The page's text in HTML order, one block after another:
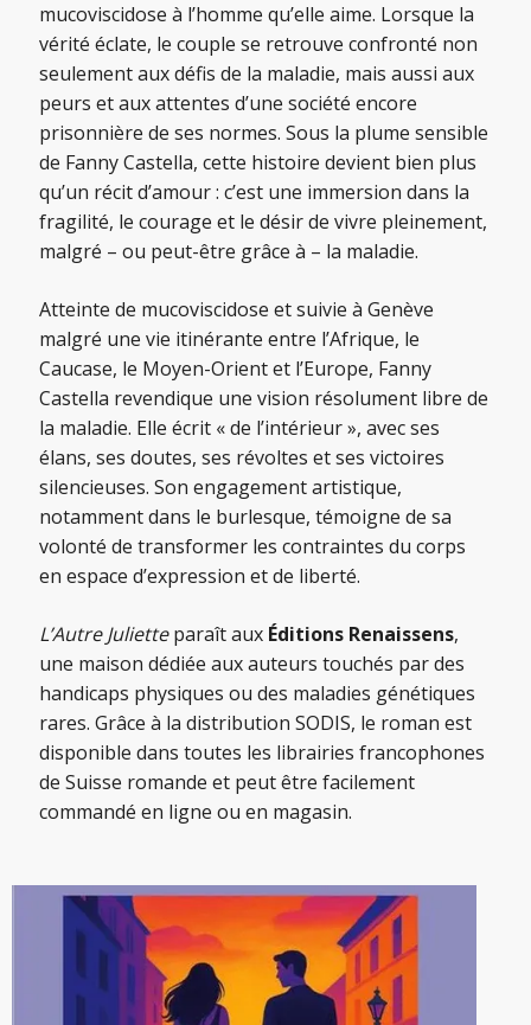
mucoviscidose à l’homme qu’elle aime. Lorsque la
vérité éclate, le couple se retrouve confronté non
seulement aux défis de la maladie, mais aussi aux
peurs et aux attentes d’une société encore
prisonnière de ses normes. Sous la plume sensible
de Fanny Castella, cette histoire devient bien plus
qu’un récit d’amour : c’est une immersion dans la
fragilité, le courage et le désir de vivre pleinement,
malgré – ou peut-être grâce à – la maladie.
Atteinte de mucoviscidose et suivie à Genève
malgré une vie itinérante entre l’Afrique, le
Caucase, le Moyen-Orient et l’Europe, Fanny
Castella revendique une vision résolument libre de
la maladie. Elle écrit « de l’intérieur », avec ses
élans, ses doutes, ses révoltes et ses victoires
silencieuses. Son engagement artistique,
notamment dans le burlesque, témoigne de sa
volonté de transformer les contraintes du corps
en espace d’expression et de liberté.
L’Autre Julietteparaît aux Éditions Renaissens,
une maison dédiée aux auteurs touchés par des
handicaps physiques ou des maladies génétiques
rares. Grâce à la distribution SODIS, le roman est
disponible dans toutes les librairies francophones
de Suisse romande et peut être facilement
commandé en ligne ou en magasin.